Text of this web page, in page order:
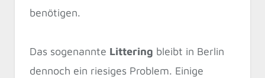
benötigen.
Das sogenannte Littering bleibt in Berlin
dennoch ein riesiges Problem. Einige